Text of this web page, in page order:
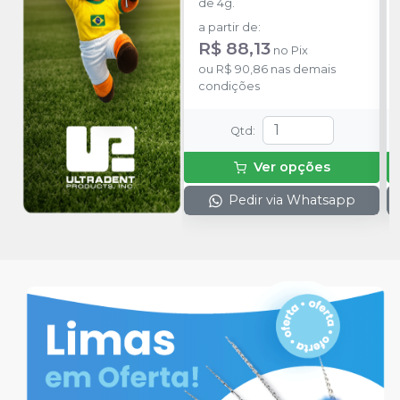
de 4g.
a partir de:
R$ 88,13 no Pix
ou R$ 90,86 nas demais
condições
Qtd:
Ver opções
Pedir via Whatsapp